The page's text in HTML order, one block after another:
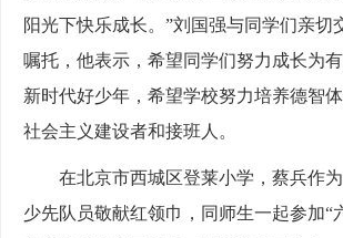
阳光下快乐成长。”刘国强与同学们亲切
嘱托，他表示，希望同学们努力成长为
新时代好少年，希望学校努力培养德智
社会主义建设者和接班人。
在北京市西城区登莱小学，蔡兵作为
少先队员敬献红领巾，同师生一起参加“